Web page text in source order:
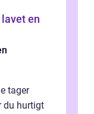
en
tager
du hurtigt